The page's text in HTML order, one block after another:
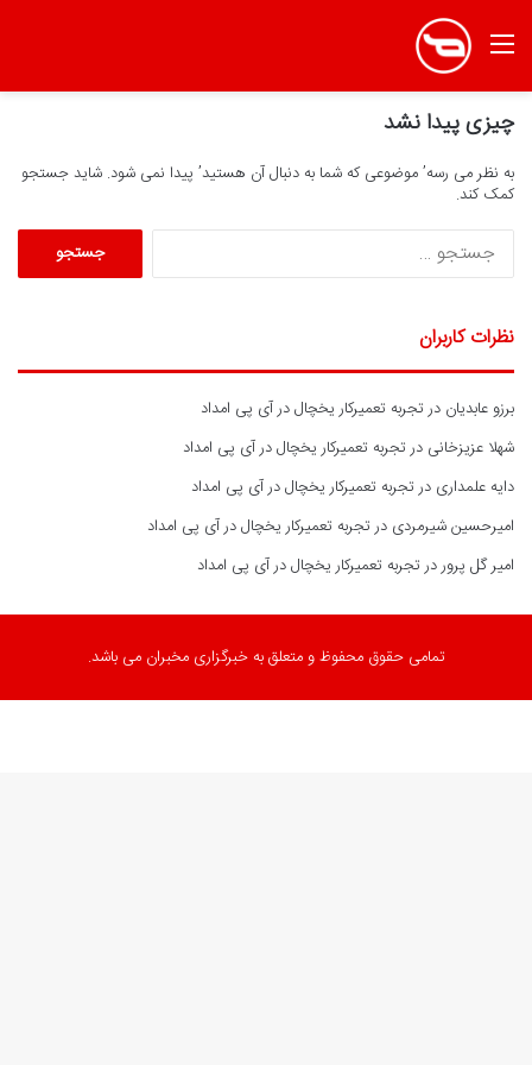
منو
چیزی پیدا نشد
به نظر می رسه’ موضوعی که شما به دنبال آن هستید’ پیدا نمی شود. شاید جستجو
کمک کند.
ب
نظرات کاربران
برزو عابدیان درتجربه تعمیرکار یخچال در آی پی امداد
شهلا عزیزخانی درتجربه تعمیرکار یخچال در آی پی امداد
دایه علمداری درتجربه تعمیرکار یخچال در آی پی امداد
امیرحسین شیرمردی درتجربه تعمیرکار یخچال در آی پی امداد
امیر گل پروردرتجربه تعمیرکار یخچال در آی پی امداد
تمامی حقوق محفوظ و متعلق به خبرگزاری مخبران می باشد.